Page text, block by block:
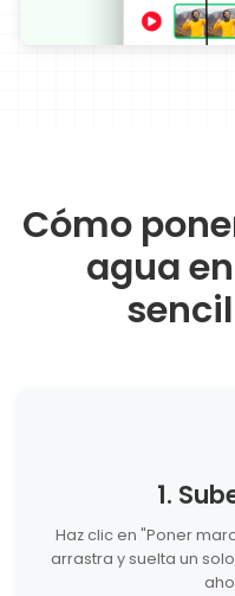
Cómo
agua
1.
Haz clic en "Poner
arrastra y suelta un